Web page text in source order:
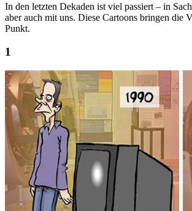
In den letzten Dekaden ist viel passiert – in
aber auch mit uns. Diese Cartoons bringen die
Punkt.